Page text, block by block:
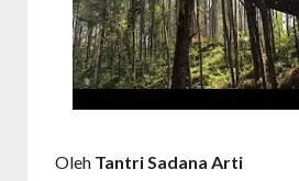
Oleh Tantri Sadana Arti